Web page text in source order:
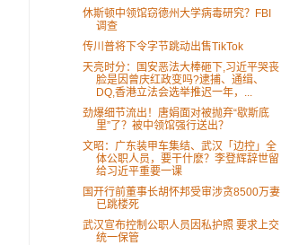
休斯顿中领馆窃德州大学病毒研究？FBI
调查
传川普将下令字节跳动出售TikTok
天亮时分：国安恶法大棒砸下,习近平哭丧
脸是因曾庆红政变吗?逮捕、通缉、
DQ,香港立法会选举推迟一年，...
劲爆细节流出！唐娟面对被抛弃“歇斯底
里”了？被中领馆强行送出？
文昭：广东装甲车集结、武汉「边控」全
体公职人员，要干什麽？李登辉辞世留
给习近平重要一课
国开行前董事长胡怀邦受审涉贪8500万妻
已跳楼死
武汉宣布控制公职人员因私护照 要求上交
统一保管